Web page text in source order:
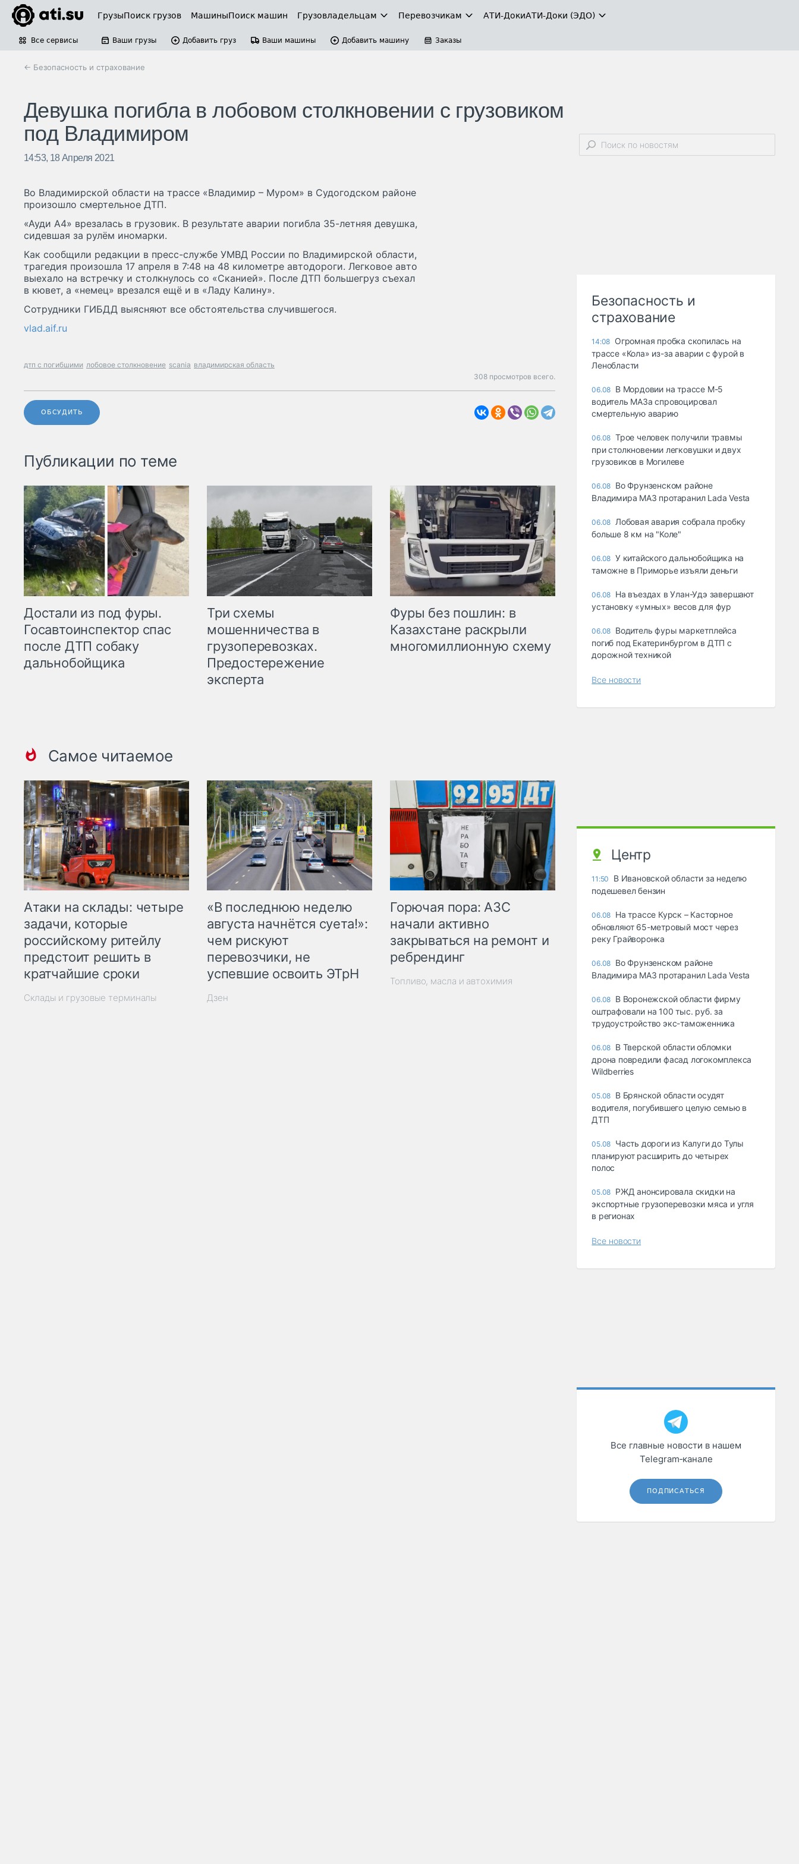
ГрузыПоиск грузов МашиныПоиск машин Грузовладельцам Перевозчикам АТИ-ДокиАТИ-Доки (ЭДО)
Все сервисы Ваши грузы Добавить груз Ваши машины Добавить машину Заказы
← Безопасность и страхование
Девушка погибла в лобовом столкновении с грузовиком
под Владимиром
14:53, 18 Апреля 2021
Во Владимирской области на трассе «Владимир – Муром» в Судогодском районе
произошло смертельное ДТП.
«Ауди А4» врезалась в грузовик. В результате аварии погибла 35-летняя девушка,
сидевшая за рулём иномарки.
Как сообщили редакции в пресс-службе УМВД России по Владимирской области,
трагедия произошла 17 апреля в 7:48 на 48 километре автодороги. Легковое авто
выехало на встречку и столкнулось со «Сканией». После ДТП большегруз съехал
в кювет, а «немец» врезался ещё и в «Ладу Калину».
Сотрудники ГИБДД выясняют все обстоятельства случившегося.
vlad.aif.ru
дтп с погибшими лобовое столкновение scania владимирская область
308 просмотров всего.
ОБСУДИТЬ
Публикации по теме
Достали из под фуры.
Госавтоинспектор спас
после ДТП собаку
дальнобойщика
Три схемы
мошенничества в
грузоперевозках.
Предостережение
эксперта
Фуры без пошлин: в
Казахстане раскрыли
многомиллионную схему
Самое читаемое
Атаки на склады: четыре
задачи, которые
российскому ритейлу
предстоит решить в
кратчайшие сроки
Склады и грузовые терминалы
«В последнюю неделю
августа начнётся суета!»:
чем рискуют
перевозчики, не
успевшие освоить ЭТрН
Дзен
Горючая пора: АЗС
начали активно
закрываться на ремонт и
ребрендинг
Топливо, масла и автохимия
Безопасность и
страхование
14:08 Огромная пробка скопилась на
трассе «Кола» из-за аварии с фурой в
Ленобласти
06.08 В Мордовии на трассе М-5
водитель МАЗа спровоцировал
смертельную аварию
06.08 Трое человек получили травмы
при столкновении легковушки и двух
грузовиков в Могилеве
06.08 Во Фрунзенском районе
Владимира МАЗ протаранил Lada Vesta
06.08 Лобовая авария собрала пробку
больше 8 км на "Коле"
06.08 У китайского дальнобойщика на
таможне в Приморье изъяли деньги
06.08 Ha въeздax в Улaн-Удэ зaвepшaют
ycтaнoвкy «yмныx» вecoв для фyp
06.08 Водитель фуры маркетплейса
погиб под Екатеринбургом в ДТП с
дорожной техникой
Все новости
Центр
11:50
В Ивановской области за неделю
подешевел бензин
06.08 На трассе Курск – Касторное
обновляют 65-метровый мост через
реку Грайворонка
06.08 Во Фрунзенском районе
Владимира МАЗ протаранил Lada Vesta
06.08 В Воронежской области фирму
оштрафовали на 100 тыс. руб. за
трудоустройство экс-таможенника
06.08 В Тверской области обломки
дрона повредили фасад логокомплекса
Wildberries
05.08 В Брянской области осудят
водителя, погубившего целую семью в
ДТП
05.08 Часть дороги из Калуги до Тулы
планируют расширить до четырех
полос
05.08 РЖД анонсировала скидки на
экспортные грузоперевозки мяса и угля
в регионах
Все новости
Все главные новости в нашем
Telegram‑канале
ПОДПИСАТЬСЯ